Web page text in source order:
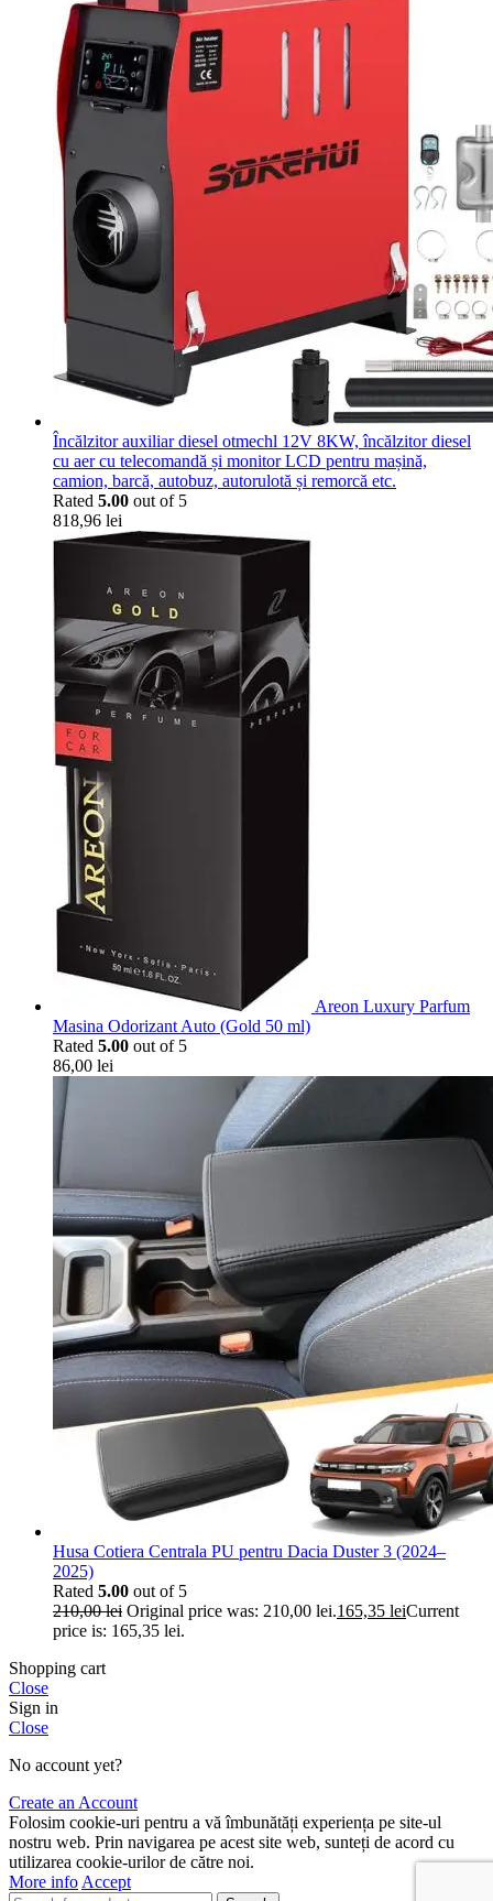
Încălzitor auxiliar diesel otmechl 12V 8KW, încălzitor diesel
cu aer cu telecomandă și monitor LCD pentru mașină,
camion, barcă, autobuz, autorulotă și remorcă etc.
Rated 5.00 out of 5
818,96 lei
Areon Luxury Parfum
Masina Odorizant Auto (Gold 50 ml)
Rated 5.00 out of 5
86,00 lei
Husa Cotiera Centrala PU pentru Dacia Duster 3 (2024–
2025)
Rated 5.00 out of 5
210,00lei Original price was: 210,00 lei.165,35 leiCurrent
price is: 165,35 lei.
Shopping cart
Close
Sign in
Close
No account yet?
Create an Account
Folosim cookie-uri pentru a vă îmbunătăți experiența pe site-ul
nostru web. Prin navigarea pe acest site web, sunteți de acord cu
utilizarea cookie-urilor de către noi.
More info Accept